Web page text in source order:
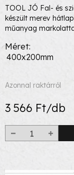
TOOL JÓ Fal- és
készült merev
műanyag
Méret
400x200mm
Azonnal raktárról
3 566 Ft/db